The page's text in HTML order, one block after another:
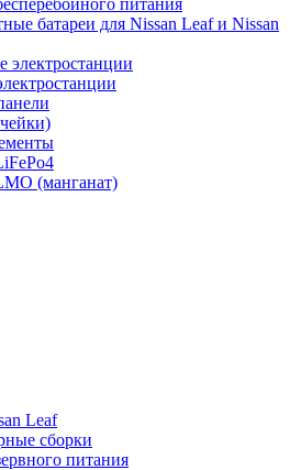
питания
батареи для Nissan Leaf и Nissan
электростанции
(манганат)
Leaf
сборки
питания